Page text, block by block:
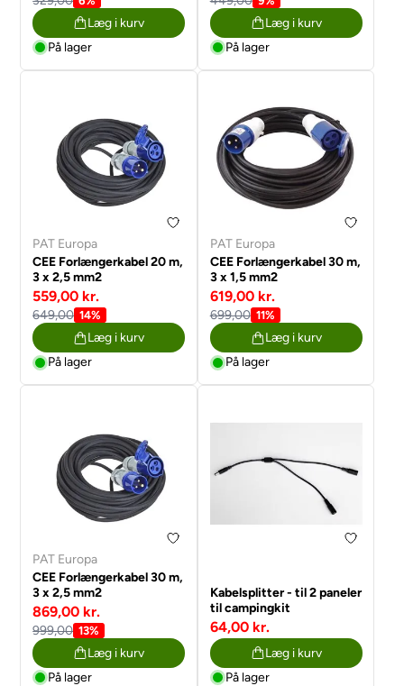
Læg i kurv
På lager
Læg i kurv
På lager
PAT Europa
CEE Forlængerkabel 20 m,
3 x 2,5 mm2
559,00 kr.
649,00 14%
Læg i kurv
På lager
PAT Europa
CEE Forlængerkabel 30 m,
3 x 1,5 mm2
619,00 kr.
699,00 11%
Læg i kurv
På lager
PAT Europa
CEE Forlængerkabel 30 m,
3 x 2,5 mm2
869,00 kr.
999,00 13%
Læg i kurv
På lager
Kabelsplitter - til 2 paneler
til campingkit
64,00 kr.
Læg i kurv
På lager